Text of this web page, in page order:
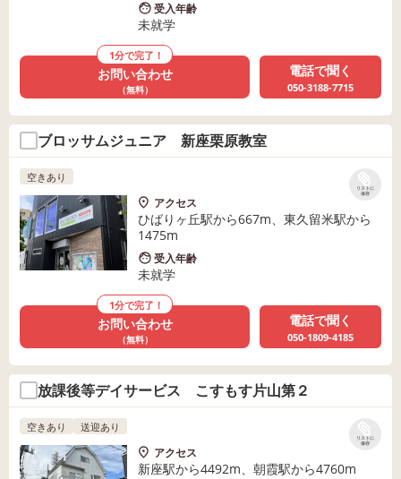
受入年齢
未就学
1分で完了！
お問い合わせ
（無料）
電話で聞く
050-3188-7715
ブロッサムジュニア 新座栗原教室
リストに
保存
空きあり
アクセス
ひばりヶ丘駅から667m、東久留米駅から
1475m
受入年齢
未就学
1分で完了！
お問い合わせ
（無料）
電話で聞く
050-1809-4185
放課後等デイサービス こすもす片山第２
リストに
保存
空きあり 送迎あり
アクセス
新座駅から4492m、朝霞駅から4760m